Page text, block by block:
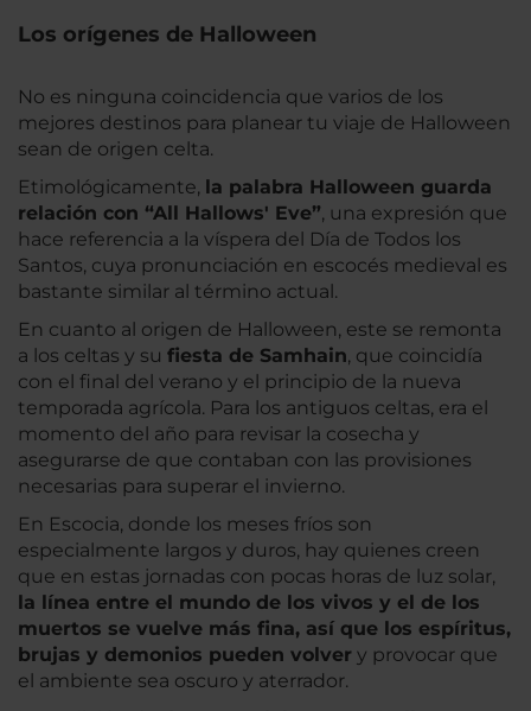
Los orígenes de Halloween
No es ninguna coincidencia que varios de los
mejores destinos para planear tu viaje de Halloween
sean de origen celta.
Etimológicamente, la palabra Halloween guarda
relación con “All Hallows' Eve”, una expresión que
hace referencia a la víspera del Día de Todos los
Santos, cuya pronunciación en escocés medieval es
bastante similar al término actual.
En cuanto al origen de Halloween, este se remonta
a los celtas y su fiesta de Samhain, que coincidía
con el final del verano y el principio de la nueva
temporada agrícola. Para los antiguos celtas, era el
momento del año para revisar la cosecha y
asegurarse de que contaban con las provisiones
necesarias para superar el invierno.
En Escocia, donde los meses fríos son
especialmente largos y duros, hay quienes creen
que en estas jornadas con pocas horas de luz solar,
la línea entre el mundo de los vivos y el de los
muertos se vuelve más fina, así que los espíritus,
brujas y demonios pueden volver y provocar que
el ambiente sea oscuro y aterrador.